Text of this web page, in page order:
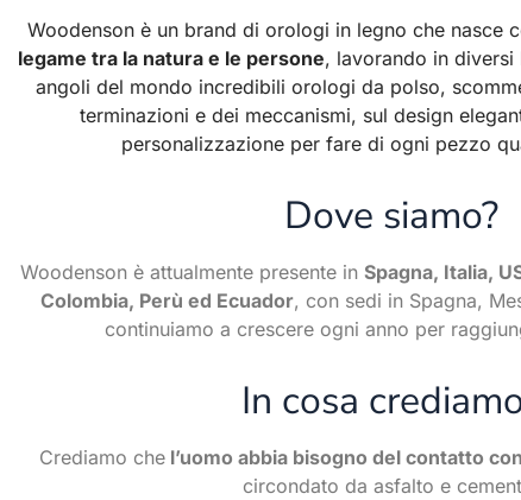
Woodenson è un brand di orologi in legno che nasce
legame tra la natura e le persone, lavorando in
angoli del mondo incredibili orologi da polso,
terminazioni e dei meccanismi, sul design
personalizzazione per fare di ogni pezzo
Dove siamo?
Woodenson è attualmente presente inSpagna, Italia,
Colombia, Perù ed Ecuador, con sedi in Spagna,
continuiamo a crescere ogni anno per
In cosa
Crediamo chel’uomo abbia bisogno del contatto
circondato da asfalto e